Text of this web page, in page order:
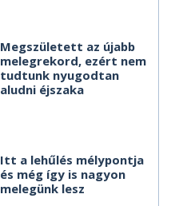
Megszületett az újabb
melegrekord, ezért nem
tudtunk nyugodtan
aludni éjszaka
Itt a lehűlés mélypontja
és még így is nagyon
melegünk lesz